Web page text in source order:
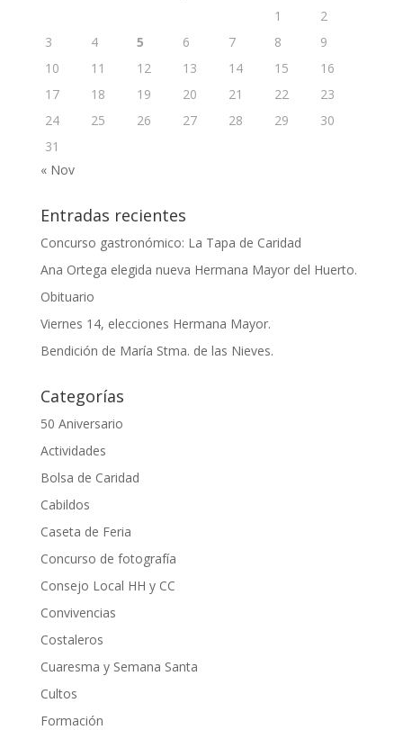
1
2
3
4 5 6 7 8
9
10
11 12 13 14 15
16
17
18 19 20 21 22
23
24
25 26 27 28 29
30
31
« Nov
Entradas recientes
Concurso gastronómico: La Tapa de Caridad
Ana Ortega elegida nueva Hermana Mayor del Huerto.
Obituario
Viernes 14, elecciones Hermana Mayor.
Bendición de María Stma. de las Nieves.
Categorías
50 Aniversario
Actividades
Bolsa de Caridad
Cabildos
Caseta de Feria
Concurso de fotografía
Consejo Local HH y CC
Convivencias
Costaleros
Cuaresma y Semana Santa
Cultos
Formación